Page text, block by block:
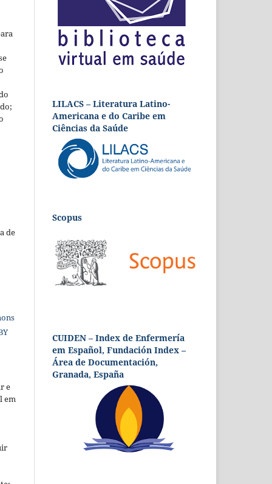
de
e
em
LILACS – Literatura Latino-
Americana e do Caribe em
Ciências da Saúde
Scopus
CUIDEN – Index de Enfermería
em Español, Fundación Index –
Área de Documentación,
Granada, España